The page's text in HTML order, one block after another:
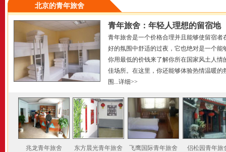
北京的青年旅舍
青年旅舍：年轻人理想的留宿地
青年旅舍是一个价格合理并且能够使留宿者
好的氛围中舒适的过夜，它也绝对是一个能
你用最低的价钱来了解你所在国家风土人情
佳场所。在这里，你还能够体验热情温暖的
围...详细>>
兆龙青年旅舍 东方晨光青年旅舍 飞鹰国际青年旅舍 侣松园青年旅